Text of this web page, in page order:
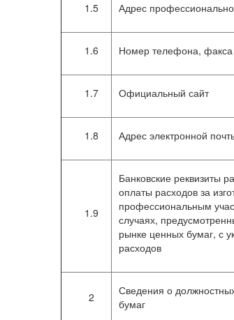
1.5 Адрес
1.6 Номер телефона, факса
1.7 Официальный сайт
1.8 Адрес электронной
1.9
Банковские реквизиты
оплаты расходов за
профессиональным
случаях,
рынке ценных бумаг, с
расходов
2
Сведения о
бумаг